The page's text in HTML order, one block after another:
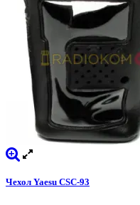
Чехол Yaesu CSC-93